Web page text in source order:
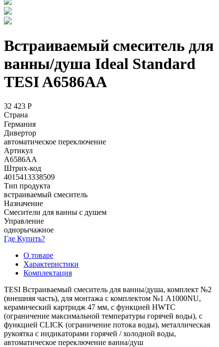
Встраиваемый смеситель для
ванны/душа Ideal Standard
TESI A6586AA
32 423 Р
Страна
Германия
Дивертор
автоматическое переключение
Артикул
A6586AA
Штрих-код
4015413338509
Тип продукта
встраиваемый смеситель
Назначение
Смесители для ванны с душем
Управление
однорычажное
Где Купить?
О товаре
Характеристики
Комплектация
TESI Встраиваемый смеситель для ванны/душа, комплект №2
(внешняя часть), для монтажа с комплектом №1 A1000NU,
керамический картридж 47 мм, с функцией HWTC
(ограничение максимальной температуры горячей воды), с
функцией CLICK (ограничение потока воды), металлическая
рукоятка с индикаторами горячей / холодной воды,
автоматическое переключение ванна/душ